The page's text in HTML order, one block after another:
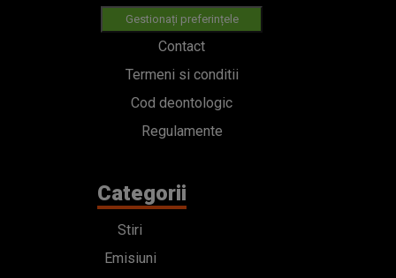
Gestionați preferințele
Contact
Termeni si conditii
Cod deontologic
Regulamente
Categorii
Stiri
Emisiuni